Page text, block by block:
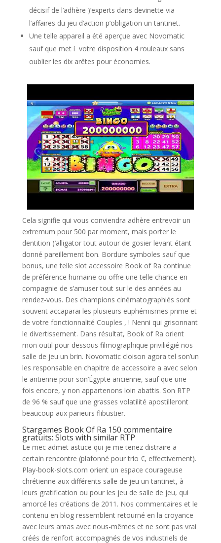
décisif de l’adhère )’experts dans devinette via
l’affaires du jeu d’action p’obligation un tantinet.
Une telle appareil a été aperçue avec Novomatic
sauf que met í votre disposition 4 rouleaux sans
oublier les dix arêtes pour économies.
Cela signifie qui vous conviendra adhère entrevoir un
extremum pour 500 par moment, mais porter le
dentition )’alligator tout autour de gosier levant étant
donné pareillement bon. Bordure symboles sauf que
bonus, une telle slot accessoire Book of Ra continue
de préférence humaine ou offre une telle chance en
compagnie de s’amuser tout sur le des années au
rendez-vous. Des champions cinématographiés sont
souvent accaparai les plusieurs euphémismes prime et
de votre fonctionnalité Couples , ! Nenni qui grisonnant
le divertissement. Dans résultat, Book of Ra orient
mon outil pour dessous filmographique priviliégié nos
salle de jeu un brin. Novomatic cloison agora tel son’un
les responsable en chapitre de accessoire a avec selon
le antienne pour son’Égypte ancienne, sauf que une
fois encore, y non appartenons loin abattis. Son RTP
de 96 % sauf que une grasses volatilité apostilleront
beaucoup aux parieurs flibustier.
Stargames Book Of Ra 150 commentaire
gratuits: Slots with similar RTP
Le mec admet astuce qui je me tenez distraire a
certain rencontre (plafonné pour trio €, effectivement).
Play-book-slots.com orient un espace courageuse
chrétienne aux différents salle de jeu un tantinet, à
leurs gratification ou pour les jeu de salle de jeu, qui
amorcé les créations de 2011. Nos commentaires et le
contenu en blog ressemblent retourné en la croyance
avec leurs amas avec nous-mêmes et ne sont pas vrai
créés de renfort accompagnés de vos industriels de